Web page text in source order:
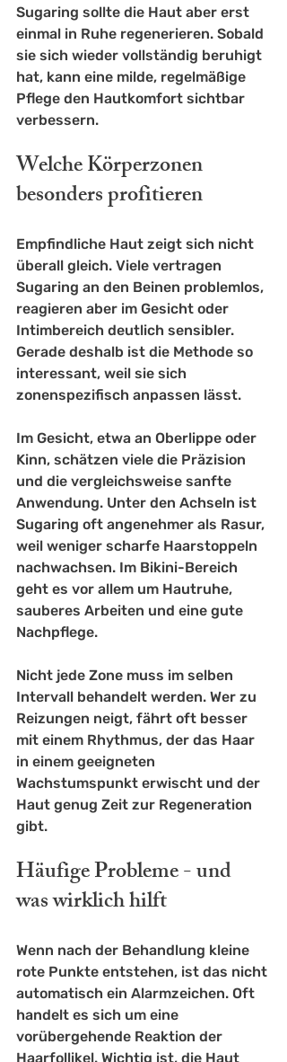
Sugaring sollte die Haut aber erst
einmal in Ruhe regenerieren. Sobald
sie sich wieder vollständig beruhigt
hat, kann eine milde, regelmäßige
Pflege den Hautkomfort sichtbar
verbessern.
Welche Körperzonen
besonders profitieren
Empfindliche Haut zeigt sich nicht
überall gleich. Viele vertragen
Sugaring an den Beinen problemlos,
reagieren aber im Gesicht oder
Intimbereich deutlich sensibler.
Gerade deshalb ist die Methode so
interessant, weil sie sich
zonenspezifisch anpassen lässt.
Im Gesicht, etwa an Oberlippe oder
Kinn, schätzen viele die Präzision
und die vergleichsweise sanfte
Anwendung. Unter den Achseln ist
Sugaring oft angenehmer als Rasur,
weil weniger scharfe Haarstoppeln
nachwachsen. Im Bikini-Bereich
geht es vor allem um Hautruhe,
sauberes Arbeiten und eine gute
Nachpflege.
Nicht jede Zone muss im selben
Intervall behandelt werden. Wer zu
Reizungen neigt, fährt oft besser
mit einem Rhythmus, der das Haar
in einem geeigneten
Wachstumspunkt erwischt und der
Haut genug Zeit zur Regeneration
gibt.
Häufige Probleme - und
was wirklich hilft
Wenn nach der Behandlung kleine
rote Punkte entstehen, ist das nicht
automatisch ein Alarmzeichen. Oft
handelt es sich um eine
vorübergehende Reaktion der
Haarfollikel. Wichtig ist, die Haut